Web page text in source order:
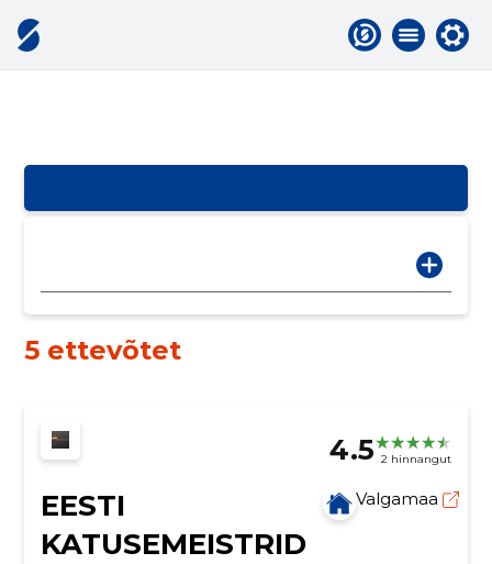
5 ettevõtet
4.5 2 hinnangut
EESTI
KATUSEMEISTRID
Valgamaa